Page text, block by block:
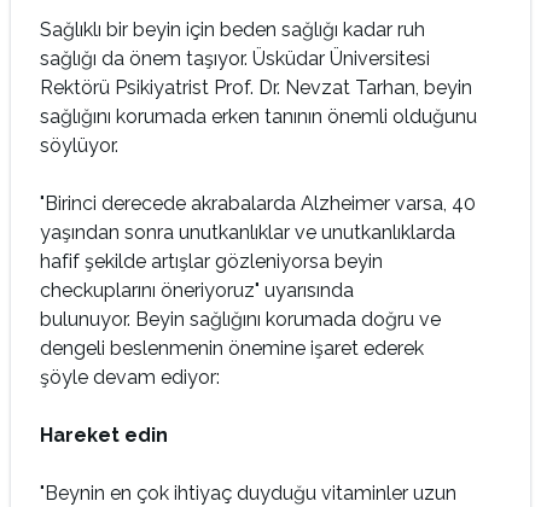
Sağlıklı bir beyin için beden sağlığı kadar ruh
sağlığı da önem taşıyor. Üsküdar Üniversitesi
Rektörü Psikiyatrist Prof. Dr. Nevzat Tarhan, beyin
sağlığını korumada erken tanının önemli olduğunu
söylüyor.
"Birinci derecede akrabalarda Alzheimer varsa, 40
yaşından sonra unutkanlıklar ve unutkanlıklarda
hafif şekilde artışlar gözleniyorsa beyin
checkuplarını öneriyoruz" uyarısında
bulunuyor. Beyin sağlığını korumada doğru ve
dengeli beslenmenin önemine işaret ederek
şöyle devam ediyor:
Hareket edin
"Beynin en çok ihtiyaç duyduğu vitaminler uzun